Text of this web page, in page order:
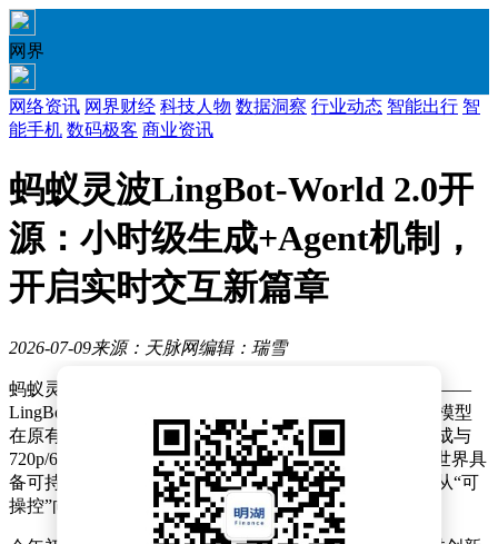
网界
网络资讯 网界财经 科技人物 数据洞察 行业动态 智能出行 智
能手机 数码极客 商业资讯
蚂蚁灵波LingBot-World 2.0开
源：小时级生成+Agent机制，
开启实时交互新篇章
2026-07-09来源：天脉网编辑：瑞雪
蚂蚁灵波科技近日宣布开源其新一代实时交互世界模型——
LingBot-World 2.0（别称 LingBot-World-Infinity）。这一模型
在原有基础上实现了全面升级，不仅支持小时级连续生成与
720p/60fps高清画面输出，更通过引入Agent机制让虚拟世界具
备可持续互动与动态演化的能力，标志着世界模型技术从“可
操控”向“可生长”的跨越式发展。